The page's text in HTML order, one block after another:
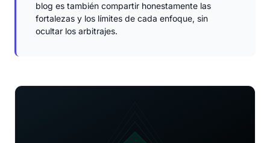
blog es también compartir honestamente las
fortalezas y los límites de cada enfoque, sin
ocultar los arbitrajes.